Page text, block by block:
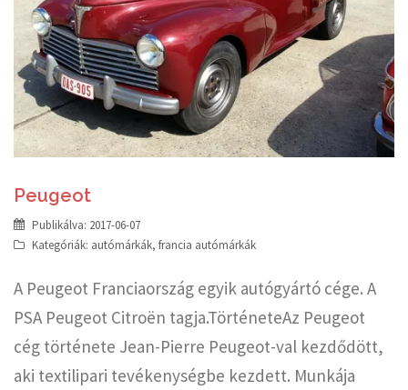
Peugeot
Publikálva: 2017-06-07
Kategóriák: autómárkák, francia autómárkák
A Peugeot Franciaország egyik autógyártó cége. A
PSA Peugeot Citroën tagja.TörténeteAz Peugeot
cég története Jean-Pierre Peugeot-val kezdődött,
aki textilipari tevékenységbe kezdett. Munkája